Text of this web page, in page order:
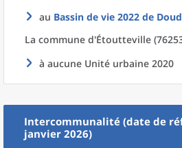
au Bassin de vie 2022 de
La commune d'Étoutteville
à aucune Unité urbaine 2020
Intercommunalité (date de
janvier 2026)